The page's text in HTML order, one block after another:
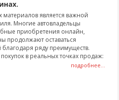
материалов является важной
Многие автовладельцы
приобретения онлайн,
продолжают оставаться
ряду преимуществ.
в реальных точках продаж:
подробнее...